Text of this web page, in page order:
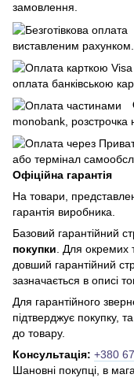
замовлення.
виставленим рахунком.
оплата банківською
monobank, розстрочка
або термінал
Офіційна гарантія
На товари,
гарантія виробника.
Базовий гарантійний
покупки. Для окремих
довший гарантійний
зазначається в описі
Для гарантійного
підтверджує покупку,
до товару.
Консультація: +380
Шановні покупці, в